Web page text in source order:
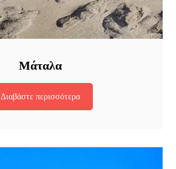
Μάταλα
Διαβάστε περισσότερα